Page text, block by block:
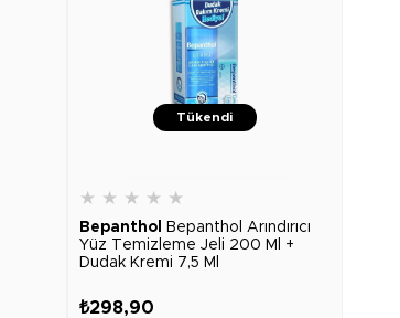
Tükendi
★ ★ ★ ★ ★
Bepanthol
Bepanthol Arındırıcı
Yüz Temizleme Jeli 200 Ml +
Dudak Kremi 7,5 Ml
₺298,90